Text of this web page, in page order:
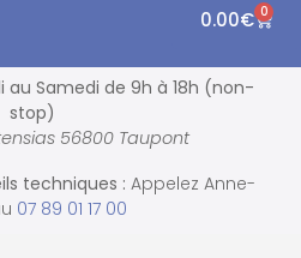
0.00€ 0
au Samedi de 9h à 18h (non-
stop)
56800 Taupont
techniques : Appelez Anne-
07 89 01 17 00